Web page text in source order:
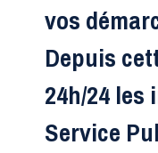
vos
Depuis
24h/24
Service